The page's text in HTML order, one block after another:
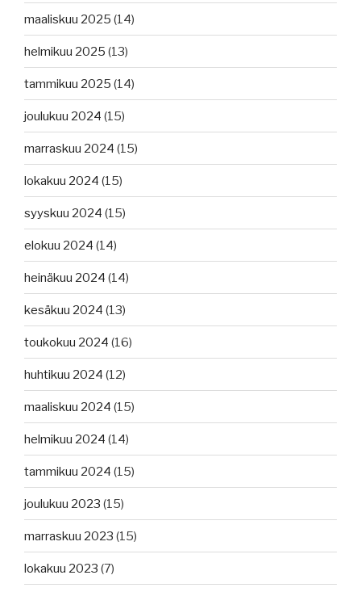
maaliskuu 2025 (14)
helmikuu 2025 (13)
tammikuu 2025 (14)
joulukuu 2024 (15)
marraskuu 2024 (15)
lokakuu 2024 (15)
syyskuu 2024 (15)
elokuu 2024 (14)
heinäkuu 2024 (14)
kesäkuu 2024 (13)
toukokuu 2024 (16)
huhtikuu 2024 (12)
maaliskuu 2024 (15)
helmikuu 2024 (14)
tammikuu 2024 (15)
joulukuu 2023 (15)
marraskuu 2023 (15)
lokakuu 2023 (7)